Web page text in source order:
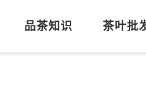
品茶知识 茶叶批